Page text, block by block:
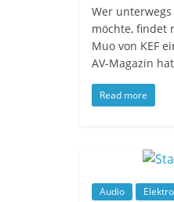
Wer
möchte, findet
Muo von KEF
AV-Magazin hat
Read more
Audio